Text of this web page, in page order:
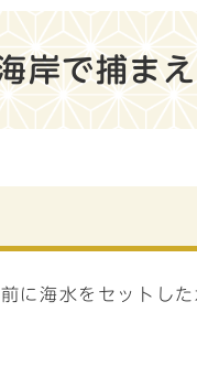
岸で捕ま
に海水をセットし